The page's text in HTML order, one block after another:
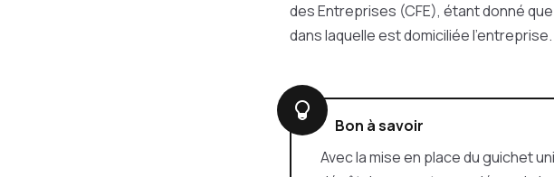
des Entreprises (CFE), étant donné
dans laquelle est domiciliée l'entreprise.
Bon à savoir
Avec la mise en place du guichet